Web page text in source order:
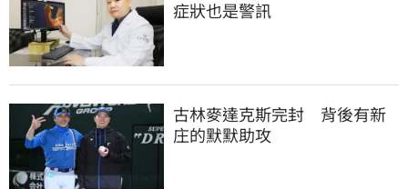
症狀也是警訊
古林麥達克斯完封　背後有新
庄的默默助攻